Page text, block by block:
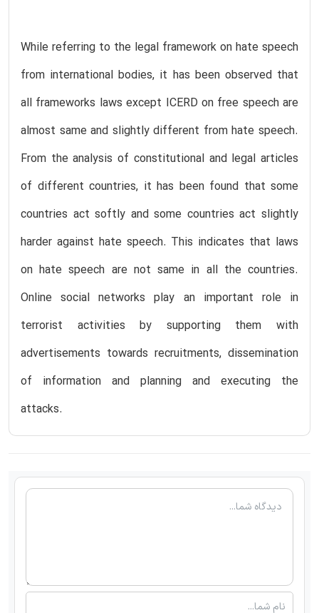
While referring to the legal framework on hate speech
from international bodies, it has been observed that
all frameworks laws except ICERD on free speech are
almost same and slightly different from hate speech.
From the analysis of constitutional and legal articles
of different countries, it has been found that some
countries act softly and some countries act slightly
harder against hate speech. This indicates that laws
on hate speech are not same in all the countries.
Online social networks play an important role in
terrorist activities by supporting them with
advertisements towards recruitments, dissemination
of information and planning and executing the
attacks.